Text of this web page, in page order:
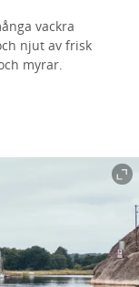
vackra
njut av frisk
myrar.